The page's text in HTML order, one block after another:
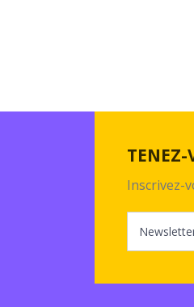
TENEZ-
Inscrivez-